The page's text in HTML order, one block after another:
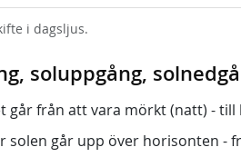
i dagsljus.
soluppgång,
går från att vara mörkt (natt) -
solen går upp över horisonten -